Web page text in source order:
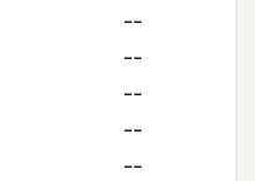
--
--
--
--
--